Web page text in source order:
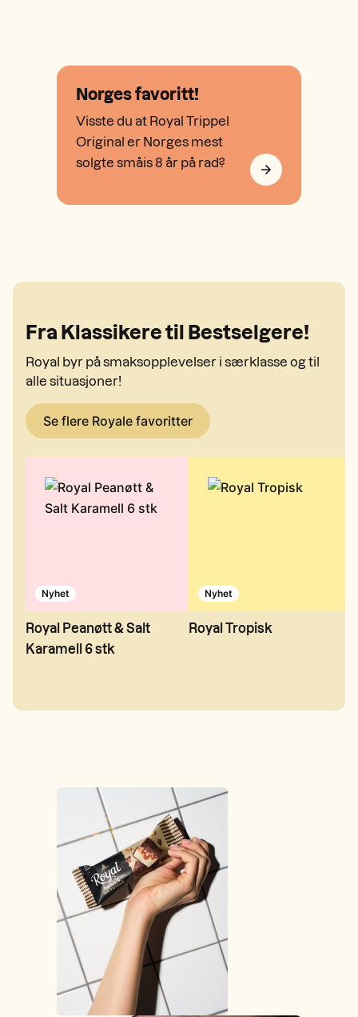
Norges favoritt!
Visste du at Royal Trippel
Original er Norges mest
solgte småis 8 år på rad?
Fra Klassikere til Bestselgere!
Royal byr på smaksopplevelser i særklasse og til
alle situasjoner!
Se flere Royale favoritter
Nyhet
Royal Peanøtt & Salt
Karamell 6 stk
Nyhet
Royal Tropisk